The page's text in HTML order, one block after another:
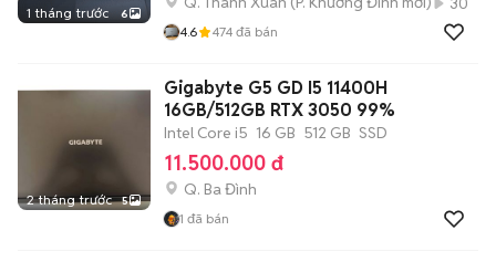
1 tháng trước 6
4.6 474 đã bán
2 tháng trước 5
Gigabyte G5 GD I5 11400H
16GB/512GB RTX 3050 99%
Intel Core i5 16 GB 512 GB SSD
11.500.000 đ
Q. Ba Đình
1 đã bán